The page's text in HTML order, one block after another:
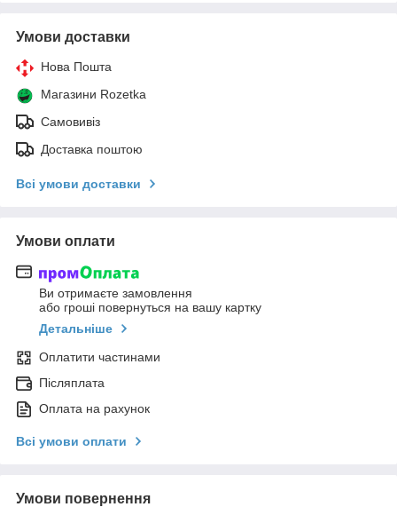
Умови доставки
Нова Пошта
Магазини Rozetka
Самовивіз
Доставка поштою
Всі умови доставки
Умови оплати
Ви отримаєте замовлення
або гроші повернуться на вашу картку
Детальніше
Оплатити частинами
Післяплата
Оплата на рахунок
Всі умови оплати
Умови повернення